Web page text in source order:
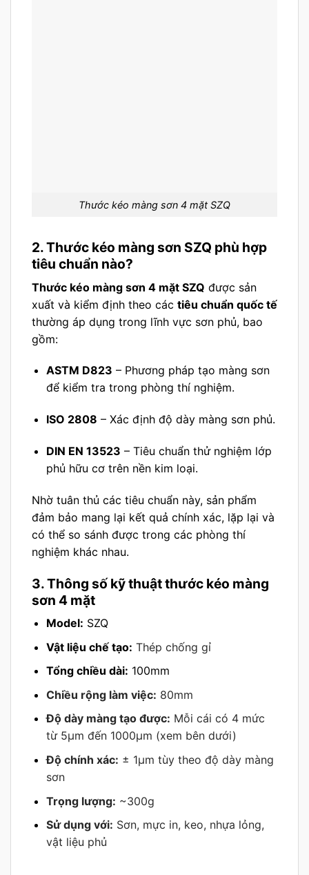
Thước kéo màng sơn 4 mặt SZQ
2. Thước kéo màng sơn SZQ phù hợp
tiêu chuẩn nào?
Thước kéo màng sơn 4 mặt SZQ được sản
xuất và kiểm định theo các tiêu chuẩn quốc tế
thường áp dụng trong lĩnh vực sơn phủ, bao
gồm:
ASTM D823 – Phương pháp tạo màng sơn
để kiểm tra trong phòng thí nghiệm.
ISO 2808 – Xác định độ dày màng sơn phủ.
DIN EN 13523 – Tiêu chuẩn thử nghiệm lớp
phủ hữu cơ trên nền kim loại.
Nhờ tuân thủ các tiêu chuẩn này, sản phẩm
đảm bảo mang lại kết quả chính xác, lặp lại và
có thể so sánh được trong các phòng thí
nghiệm khác nhau.
3. Thông số kỹ thuật thước kéo màng
sơn 4 mặt
Model: SZQ
Vật liệu chế tạo: Thép chống gỉ
Tổng chiều dài: 100mm
Chiều rộng làm việc: 80mm
Độ dày màng tạo được: Mỗi cái có 4 mức
từ 5μm đến 1000μm (xem bên dưới)
Độ chính xác: ± 1µm tùy theo độ dày màng
sơn
Trọng lượng: ~300g
Sử dụng với: Sơn, mực in, keo, nhựa lỏng,
vật liệu phủ